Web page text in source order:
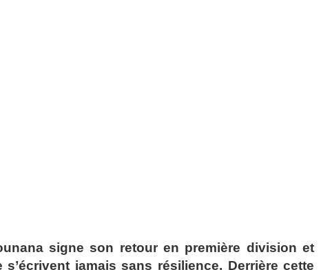
signe son retour en première division et
jamais sans résilience. Derrière cette